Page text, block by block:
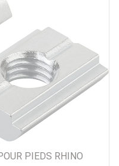
PIEDS RHINO